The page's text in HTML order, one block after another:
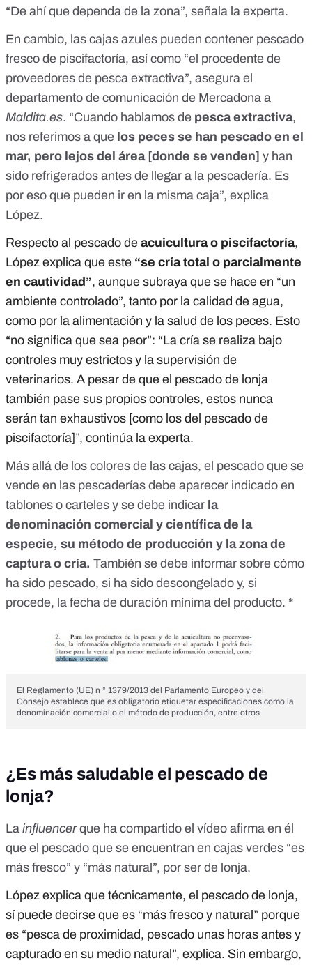
“De ahí que dependa de la zona”, señala la experta.
En cambio, las cajas azules pueden contener pescado
fresco de piscifactoría, así como “el procedente de
proveedores de pesca extractiva”, asegura el
departamento de comunicación de Mercadona a
Maldita.es. “Cuando hablamos de pesca extractiva,
nos referimos a que los peces se han pescado en el
mar, pero lejos del área [donde se venden] y han
sido refrigerados antes de llegar a la pescadería. Es
por eso que pueden ir en la misma caja”, explica
López.
Respecto al pescado de acuicultura o piscifactoría,
López explica que este “se cría total o parcialmente
en cautividad”, aunque subraya que se hace en “un
ambiente controlado”, tanto por la calidad de agua,
como por la alimentación y la salud de los peces. Esto
“no significa que sea peor”: “La cría se realiza bajo
controles muy estrictos y la supervisión de
veterinarios. A pesar de que el pescado de lonja
también pase sus propios controles, estos nunca
serán tan exhaustivos [como los del pescado de
piscifactoría]”, continúa la experta.
Más allá de los colores de las cajas, el pescado que se
vende en las pescaderías debe aparecer indicado en
tablones o carteles y se debe indicar la
denominación comercial y científica de la
especie, su método de producción y la zona de
captura o cría. También se debe informar sobre cómo
ha sido pescado, si ha sido descongelado y, si
procede, la fecha de duración mínima del producto. *
El Reglamento (UE) n ° 1379/2013 del Parlamento Europeo y del
Consejo establece que es obligatorio etiquetar especificaciones como la
denominación comercial o el método de producción, entre otros
¿Es más saludable el pescado de
lonja?
La influencerque ha compartido el vídeo afirma en él
que el pescado que se encuentran en cajas verdes “es
más fresco” y “más natural”, por ser de lonja.
López explica que técnicamente, el pescado de lonja,
sí puede decirse que es “más fresco y natural” porque
es “pesca de proximidad, pescado unas horas antes y
capturado en su medio natural”, explica. Sin embargo,